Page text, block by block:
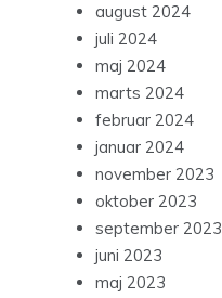
august 2024
juli 2024
maj 2024
marts 2024
februar 2024
januar 2024
november 2023
oktober 2023
september 2023
juni 2023
maj 2023